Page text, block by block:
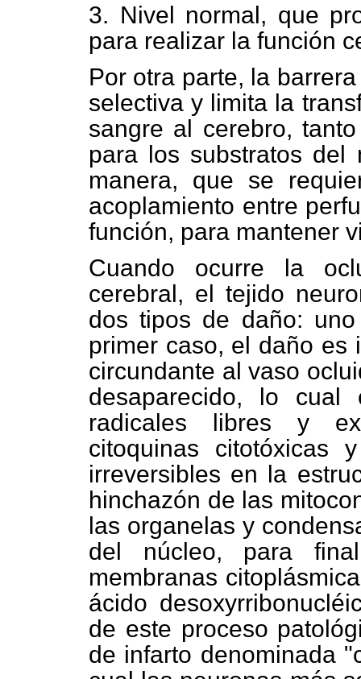
3. Nivel normal, que
para realizar la función
Por otra parte, la
selectiva y limita la
sangre al cerebro,
para los substratos del
manera, que se
acoplamiento entre
función, para mantener
Cuando ocurre la
cerebral, el tejido
dos tipos de daño:
primer caso, el daño es
circundante al vaso
desaparecido, lo
radicales libres y
citoquinas citotóxicas
irreversibles en la
hinchazón de las
las organelas y
del núcleo, para
membranas
ácido
de este proceso
de infarto denominada